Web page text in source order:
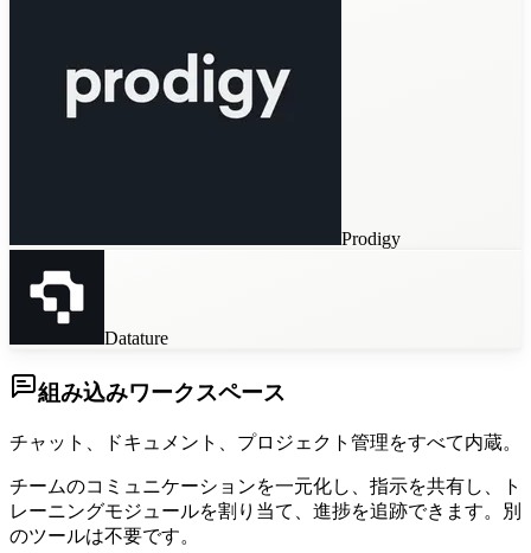
Prodigy
Datature
組み込みワークスペース
チャット、ドキュメント、プロジェクト管理をすべて内蔵。
チームのコミュニケーションを一元化し、指示を共有し、ト
レーニングモジュールを割り当て、進捗を追跡できます。別
のツールは不要です。